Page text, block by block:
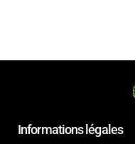
Informations légales